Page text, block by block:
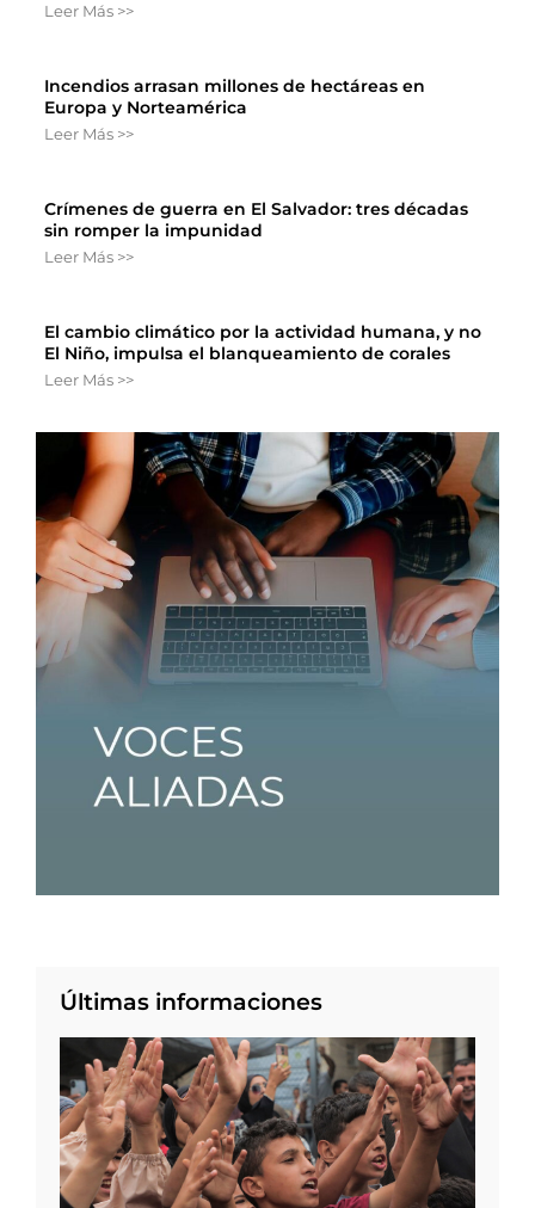
Leer Más >>
Incendios arrasan millones de hectáreas en
Europa y Norteamérica
Leer Más >>
Crímenes de guerra en El Salvador: tres décadas
sin romper la impunidad
Leer Más >>
El cambio climático por la actividad humana, y no
El Niño, impulsa el blanqueamiento de corales
Leer Más >>
Últimas informaciones